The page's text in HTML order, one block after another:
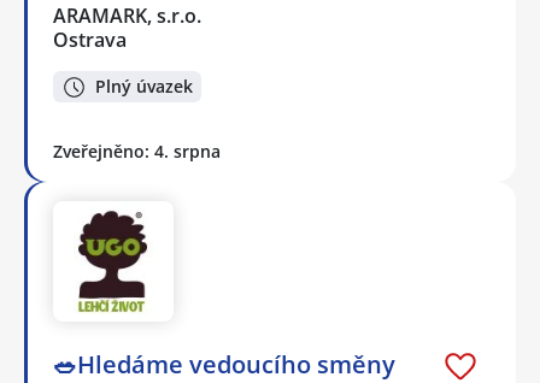
ARAMARK, s.r.o.
Ostrava
Plný úvazek
Zveřejněno: 4. srpna
🥗Hledáme vedoucího směny